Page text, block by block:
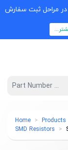
در مراحل ثبت سفارش
Home Products
SMD Resistors